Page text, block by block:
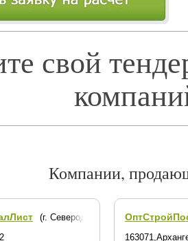
свой
Компании,
(г. Северодвинск)